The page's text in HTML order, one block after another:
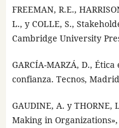
FREEMAN, R.E.,
L., y COLLE, S.,
Cambridge University
GARCÍA-MARZÁ, D.,
confianza. Tecnos,
GAUDINE, A. y
Making in